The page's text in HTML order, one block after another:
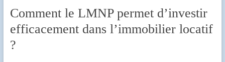
Comment le LMNP permet d’investir
efficacement dans l’immobilier locatif
?